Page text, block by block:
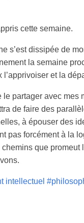
cette semaine.
s’est dissipée de
la semaine
et la
le partager avec mes
de faire des
à épouser des
pas forcément à la
que promeut
intellectuel